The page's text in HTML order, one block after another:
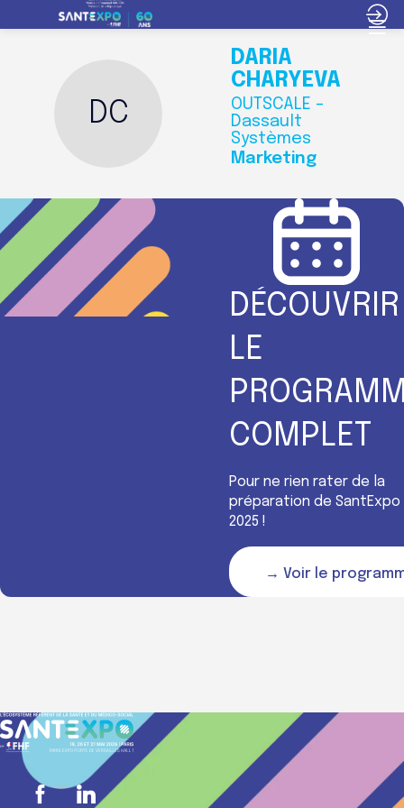
DC
DARIA
CHARYEVA
OUTSCALE -
Dassault
Systèmes
Marketing
DÉCOUVRIR
LE
COMPLET
Pour ne rien rater de la
préparation de SantExpo
2025 !
→ Voir le